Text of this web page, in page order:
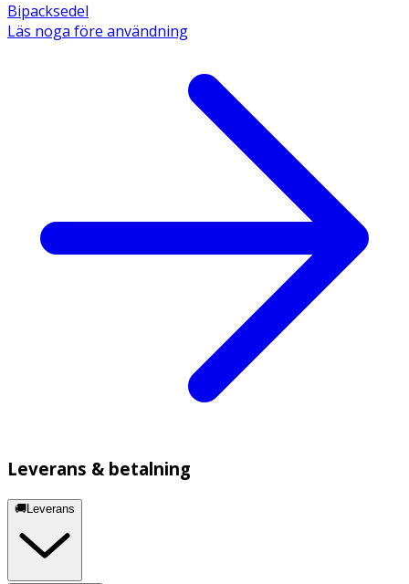
Bipacksedel
Läs noga före användning
Leverans & betalning
🚚Leverans